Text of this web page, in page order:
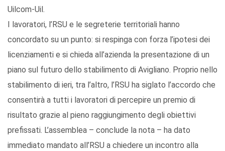
Uilcom-Uil.
I lavoratori, l’RSU e le segreterie territoriali hanno
concordato su un punto: si respinga con forza l’ipotesi dei
licenziamenti e si chieda all’azienda la presentazione di un
piano sul futuro dello stabilimento di Avigliano. Proprio nello
stabilimento di ieri, tra l’altro, l’RSU ha siglato l’accordo che
consentirà a tutti i lavoratori di percepire un premio di
risultato grazie al pieno raggiungimento degli obiettivi
prefissati. L’assemblea – conclude la nota – ha dato
immediato mandato all’RSU a chiedere un incontro alla